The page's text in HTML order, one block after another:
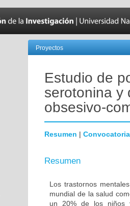
Proyectos
Estudio de
serotonina y
obsesivo-
Resumen | Convocatoria
Resumen
Los trastornos
mundial de la salud
un 20% de los niños